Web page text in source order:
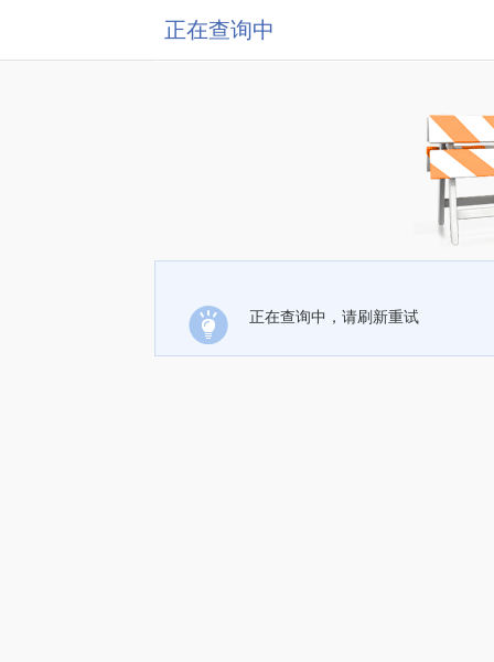
正在查询中
正在查询中，请刷新重试